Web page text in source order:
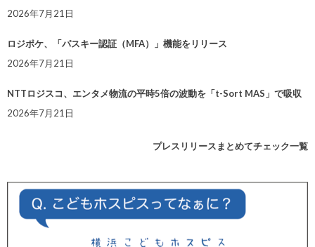
2026年7月21日
ロジポケ、「パスキー認証（MFA）」機能をリリース
2026年7月21日
NTTロジスコ、エンタメ物流の平時5倍の波動を「t-Sort MAS」で吸収
2026年7月21日
プレスリリースまとめてチェック一覧